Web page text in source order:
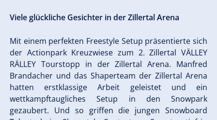
Viele glückliche Gesichter in der Zillertal Arena
Mit einem perfekten Freestyle Setup präsentierte sich
der Actionpark Kreuzwiese zum 2. Zillertal VÄLLEY
RÄLLEY Tourstopp in der Zillertal Arena. Manfred
Brandacher und das Shaperteam der Zillertal Arena
hatten erstklassige Arbeit geleistet und ein
wettkampftaugliches Setup in den Snowpark
gezaubert. Und so griffen die jungen Snowboard